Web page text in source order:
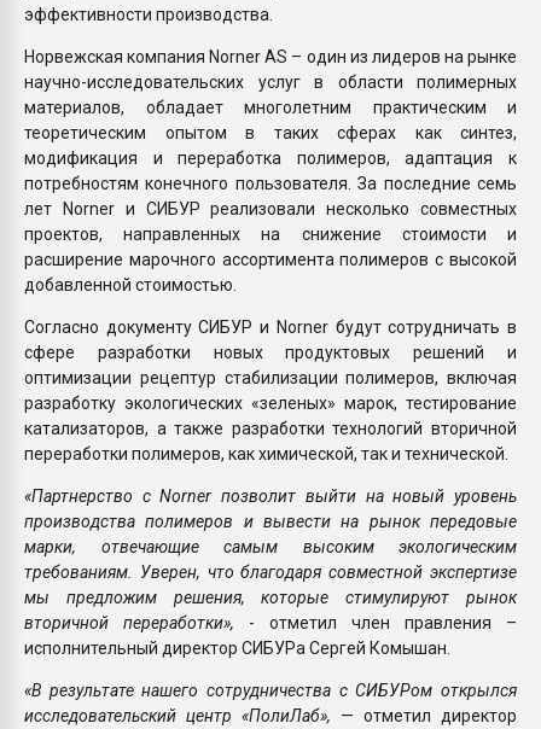
эффективности производства.
Норвежская компания Norner АS – один из лидеров на рынке
научно-исследовательских услуг в области полимерных
материалов, обладает многолетним практическим и
теоретическим опытом в таких сферах как синтез,
модификация и переработка полимеров, адаптация к
потребностям конечного пользователя. За последние семь
лет Norner и СИБУР реализовали несколько совместных
проектов, направленных на снижение стоимости и
расширение марочного ассортимента полимеров с высокой
добавленной стоимостью.
Согласно документу СИБУР и Norner будут сотрудничать в
сфере разработки новых продуктовых решений и
оптимизации рецептур стабилизации полимеров, включая
разработку экологических «зеленых» марок, тестирование
катализаторов, а также разработки технологий вторичной
переработки полимеров, как химической, так и технической.
«Партнерство с Norner позволит выйти на новый уровень
производства полимеров и вывести на рынок передовые
марки, отвечающие самым высоким экологическим
требованиям. Уверен, что благодаря совместной экспертизе
мы предложим решения, которые стимулируют рынок
вторичной переработки», - отметил член правления –
исполнительный директор СИБУРа Сергей Комышан.
«В результате нашего сотрудничества с СИБУРом открылся
исследовательский центр «ПолиЛаб», — отметил директор